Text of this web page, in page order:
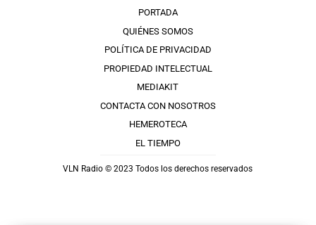
PORTADA
QUIÉNES SOMOS
POLÍTICA DE PRIVACIDAD
PROPIEDAD INTELECTUAL
MEDIAKIT
CONTACTA CON NOSOTROS
HEMEROTECA
EL TIEMPO
VLN Radio © 2023 Todos los derechos reservados